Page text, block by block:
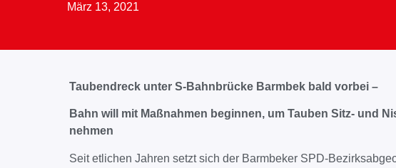
März 13, 2021
Taubendreck unter S-Bahnbrücke Barmbek bald vorbei –
Bahn will mit Maßnahmen beginnen, um Tauben Sitz- und
nehmen
Seit etlichen Jahren setzt sich der Barmbeker SPD-